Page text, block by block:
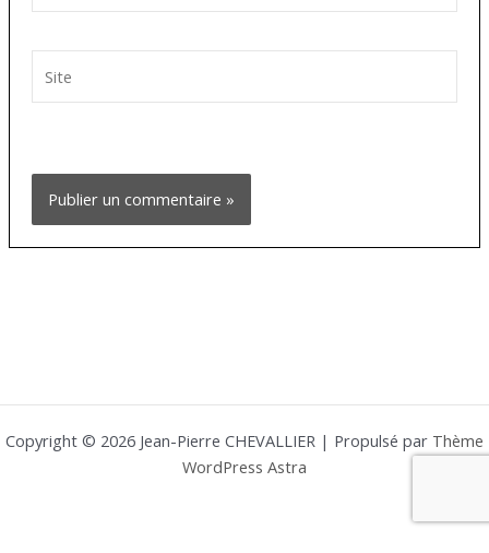
Copyright © 2026 Jean-Pierre CHEVALLIER | Propulsé par Thème
WordPress Astra